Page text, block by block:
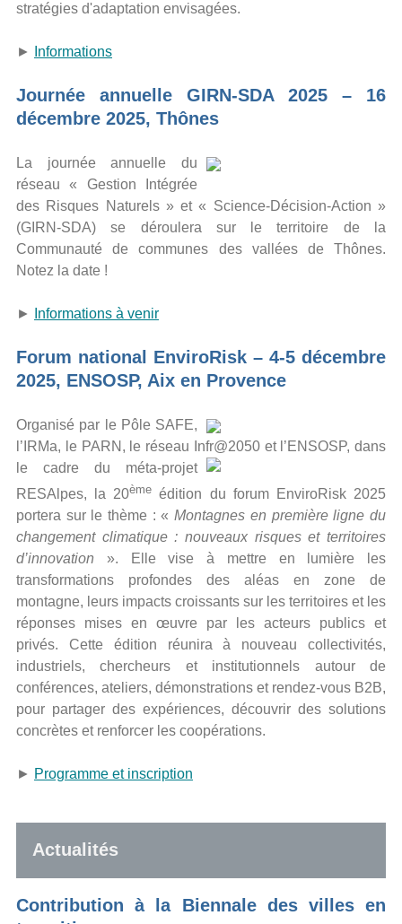
stratégies d'adaptation envisagées.
► Informations
Journée annuelle GIRN-SDA 2025 – 16
décembre 2025, Thônes
La journée annuelle du
réseau « Gestion Intégrée
des Risques Naturels » et « Science-Décision-Action »
(GIRN-SDA) se déroulera sur le territoire de la
Communauté de communes des vallées de Thônes.
Notez la date !
► Informations à venir
Forum national EnviroRisk – 4-5 décembre
2025, ENSOSP, Aix en Provence
Organisé par le Pôle SAFE,
l’IRMa, le PARN, le réseau Infr@2050 et l’ENSOSP, dans
le cadre du méta-projet
RESAlpes, la 20ème édition du forum EnviroRisk 2025
portera sur le thème : «Montagnes en première ligne du
changement climatique : nouveaux risques et territoires
d’innovation ». Elle vise à mettre en lumière les
transformations profondes des aléas en zone de
montagne, leurs impacts croissants sur les territoires et les
réponses mises en œuvre par les acteurs publics et
privés. Cette édition réunira à nouveau collectivités,
industriels, chercheurs et institutionnels autour de
conférences, ateliers, démonstrations et rendez-vous B2B,
pour partager des expériences, découvrir des solutions
concrètes et renforcer les coopérations.
► Programme et inscription
Actualités
Contribution à la Biennale des villes en